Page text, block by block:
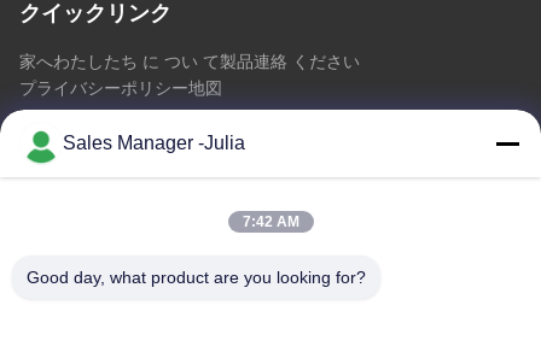
クイックリンク
家へわたしたち に つい て製品連絡 ください
プライバシーポリシー地図
連絡 ください
アドレス:: 床8/9の範囲、No2 Dezhengの道、ShiLongZaiのコ
るA2 ZhongTai情報工業団地
Sales Manager -Julia
7:42 AM
Good day, what product are you looking for?